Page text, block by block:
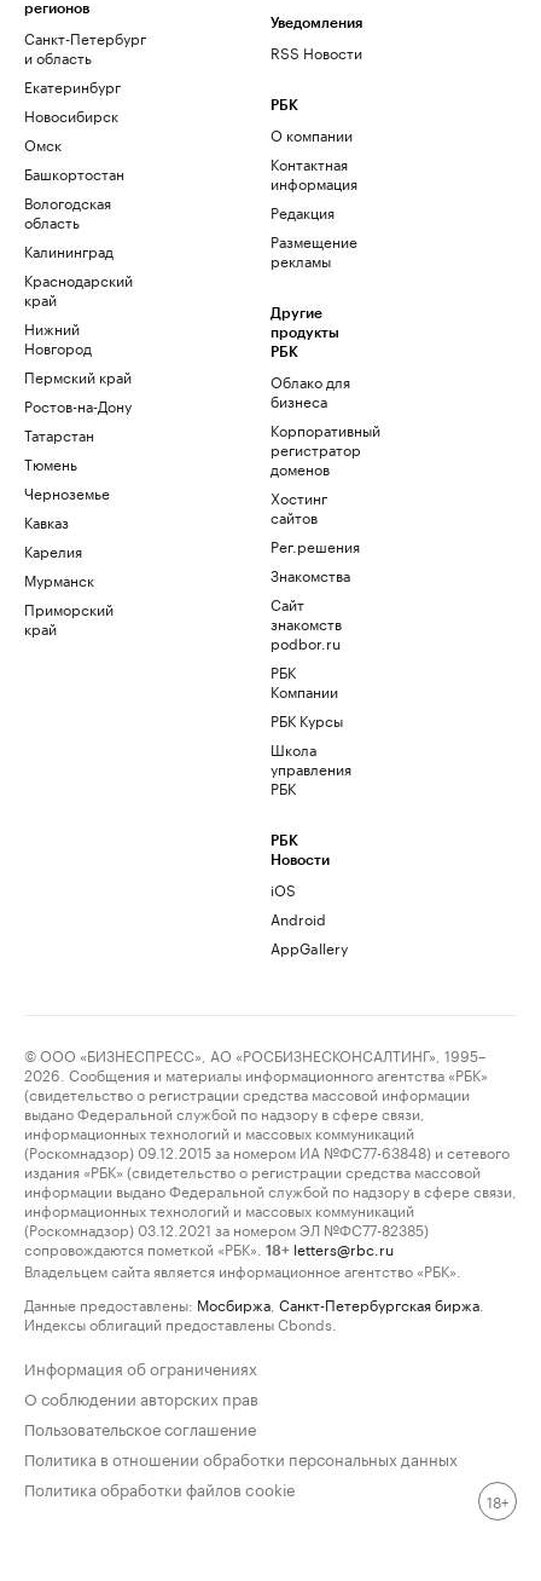
регионов
Санкт-Петербург
и область
Екатеринбург
Новосибирск
Омск
Башкортостан
Вологодская
область
Калининград
Краснодарский
край
Нижний
Новгород
Пермский край
Ростов-на-Дону
Татарстан
Тюмень
Черноземье
Кавказ
Карелия
Мурманск
Приморский
край
Уведомления
RSS Новости
РБК
О компании
Контактная
информация
Редакция
Размещение
рекламы
Другие
продукты
РБК
Облако для
бизнеса
Корпоративный
регистратор
доменов
Хостинг
сайтов
Рег.решения
Знакомства
Сайт
знакомств
podbor.ru
РБК
Компании
РБК Курсы
Школа
управления
РБК
РБК
Новости
iOS
Android
AppGallery
© ООО «БИЗНЕСПРЕСС», АО «РОСБИЗНЕСКОНСАЛТИНГ», 1995–
2026. Сообщения и материалы информационного агентства «РБК»
(свидетельство о регистрации средства массовой информации
выдано Федеральной службой по надзору в сфере связи,
информационных технологий и массовых коммуникаций
(Роскомнадзор) 09.12.2015 за номером ИА №ФС77-63848) и сетевого
издания «РБК» (свидетельство о регистрации средства массовой
информации выдано Федеральной службой по надзору в сфере связи,
информационных технологий и массовых коммуникаций
(Роскомнадзор) 03.12.2021 за номером ЭЛ №ФС77-82385)
сопровождаются пометкой «РБК».
18+ letters@rbc.ru
Владельцем сайта является информационное агентство «РБК».
Данные предоставлены: Мосбиржа Санкт-Петербургская биржа
Индексы облигаций предоставлены Cbonds.
Информация об ограничениях
О соблюдении авторских прав
Пользовательское соглашение
Политика в отношении обработки персональных данных
Политика обработки файлов cookie
18+